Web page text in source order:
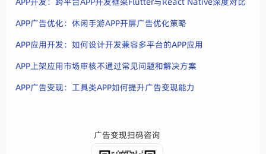
APP广告优化：休闲手游APP开屏广告优化策略
APP应用开发：如何设计开发兼容多平台的APP应用
APP上架应用市场审核不通过常见问题和解决方案
APP广告变现：工具类APP如何提升广告变现能力
广告变现扫码咨询